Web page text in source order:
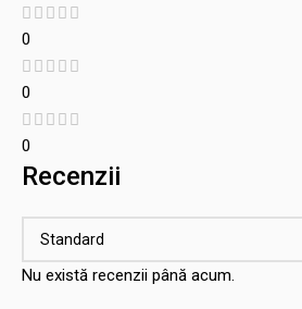
0
0
0
Recenzii
Nu există recenzii până acum.